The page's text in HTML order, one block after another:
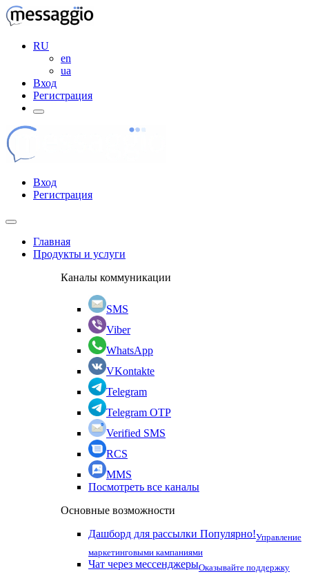
RU
en
ua
Вход
Регистрация
Вход
Регистрация
Главная
Продукты и услуги
Каналы коммуникации
SMS
Viber
WhatsApp
VKontakte
Telegram
Telegram OTP
Verified SMS
RCS
MMS
Посмотреть все каналы
Основные возможности
Дашборд для рассылки Популярно!Управление
маркетинговыми кампаниями
Чат через мессенджерыОказывайте поддержку